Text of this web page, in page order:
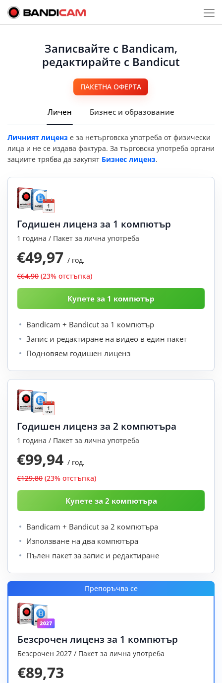
Записвайте с Bandicam,
редактирайте с Bandicut
ПАКЕТНА ОФЕРТА
Личен Бизнес и образование
Личният лиценз е за нетърговска употреба от физически
лица и не се издава фактура. За търговска употреба органи
зациите трябва да закупят Бизнес лиценз.
Годишен лиценз за 1 компютър
1 година / Пакет за лична употреба
€49,97 / год.
€64,90 (23% отстъпка)
Bandicam + Bandicut за 1 компютър
Запис и редактиране на видео в един пакет
Подновяем годишен лиценз
Годишен лиценз за 2 компютъра
1 година / Пакет за лична употреба
€99,94 / год.
€129,80 (23% отстъпка)
Bandicam + Bandicut за 2 компютъра
Използване на два компютъра
Пълен пакет за запис и редактиране
Препоръчва се
Безсрочен лиценз за 1 компютър
Безсрочен 2027 / Пакет за лична употреба
€89,73